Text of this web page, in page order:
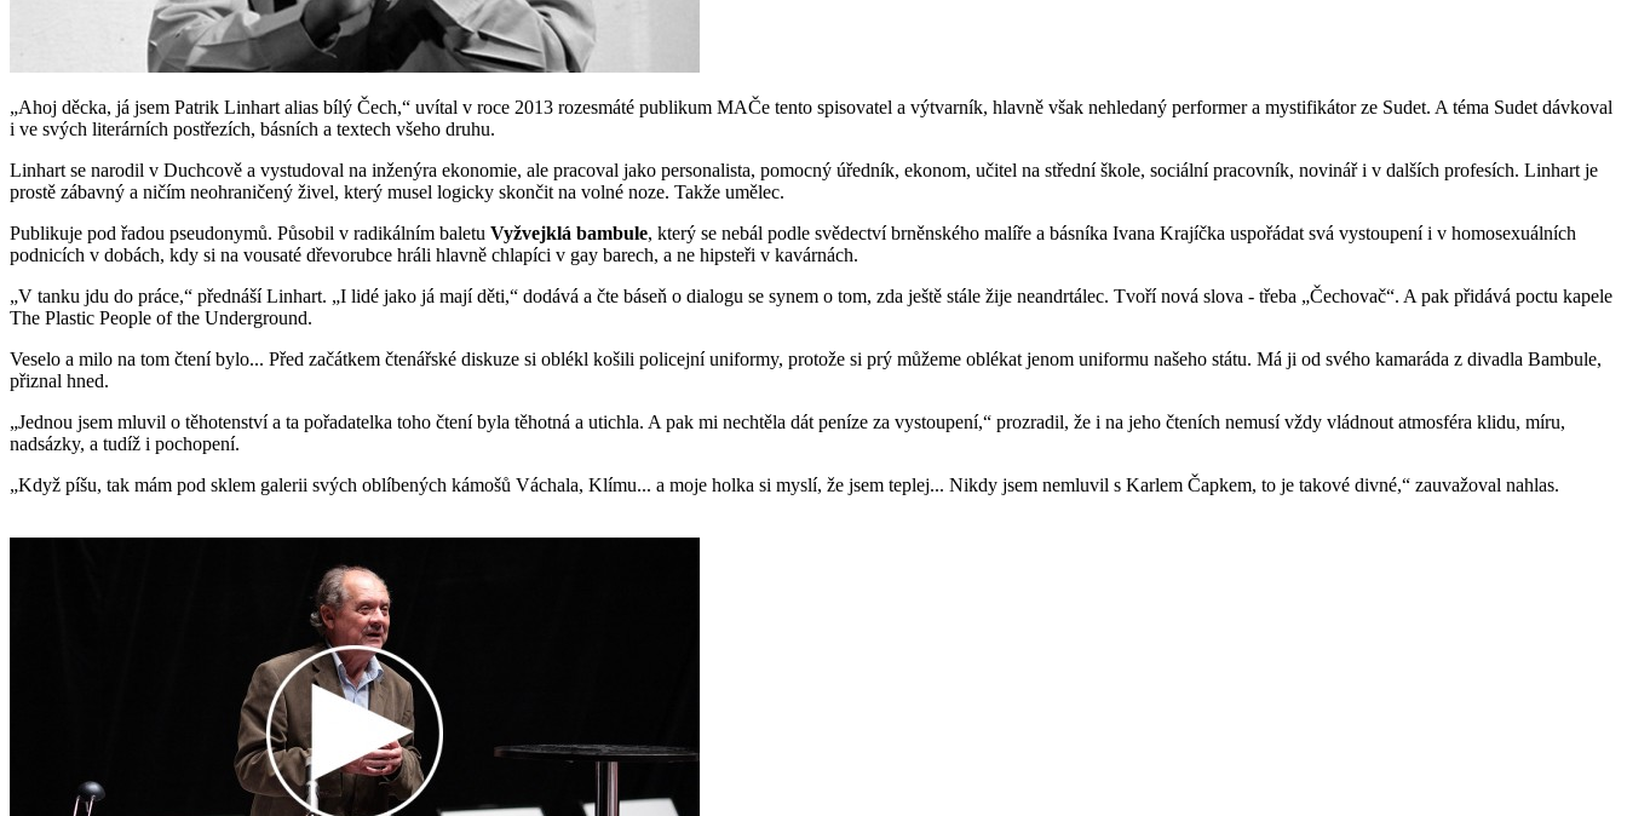
„Ahoj děcka, já jsem Patrik Linhart alias bílý Čech,“ uvítal v roce 2013 rozesmáté publikum MAČe tento spisovatel a výtvarník, hlavně však nehledaný performer a mystifikátor ze Sudet. A téma Sudet dávkoval
i ve svých literárních postřezích, básních a textech všeho druhu.
Linhart se narodil v Duchcově a vystudoval na inženýra ekonomie, ale pracoval jako personalista, pomocný úředník, ekonom, učitel na střední škole, sociální pracovník, novinář i v dalších profesích. Linhart je
prostě zábavný a ničím neohraničený živel, který musel logicky skončit na volné noze. Takže umělec.
Publikuje pod řadou pseudonymů. Působil v radikálním baletu Vyžvejklá bambule, který se nebál podle svědectví brněnského malíře a básníka Ivana Krajíčka uspořádat svá vystoupení i v homosexuálních
podnicích v dobách, kdy si na vousaté dřevorubce hráli hlavně chlapíci v gay barech, a ne hipsteři v kavárnách.
„V tanku jdu do práce,“ přednáší Linhart. „I lidé jako já mají děti,“ dodává a čte báseň o dialogu se synem o tom, zda ještě stále žije neandrtálec. Tvoří nová slova - třeba „Čechovač“. A pak přidává poctu kapele
The Plastic People of the Underground.
Veselo a milo na tom čtení bylo... Před začátkem čtenářské diskuze si oblékl košili policejní uniformy, protože si prý můžeme oblékat jenom uniformu našeho státu. Má ji od svého kamaráda z divadla Bambule,
přiznal hned.
„Jednou jsem mluvil o těhotenství a ta pořadatelka toho čtení byla těhotná a utichla. A pak mi nechtěla dát peníze za vystoupení,“ prozradil, že i na jeho čteních nemusí vždy vládnout atmosféra klidu, míru,
nadsázky, a tudíž i pochopení.
„Když píšu, tak mám pod sklem galerii svých oblíbených kámošů Váchala, Klímu... a moje holka si myslí, že jsem teplej... Nikdy jsem nemluvil s Karlem Čapkem, to je takové divné,“ zauvažoval nahlas.